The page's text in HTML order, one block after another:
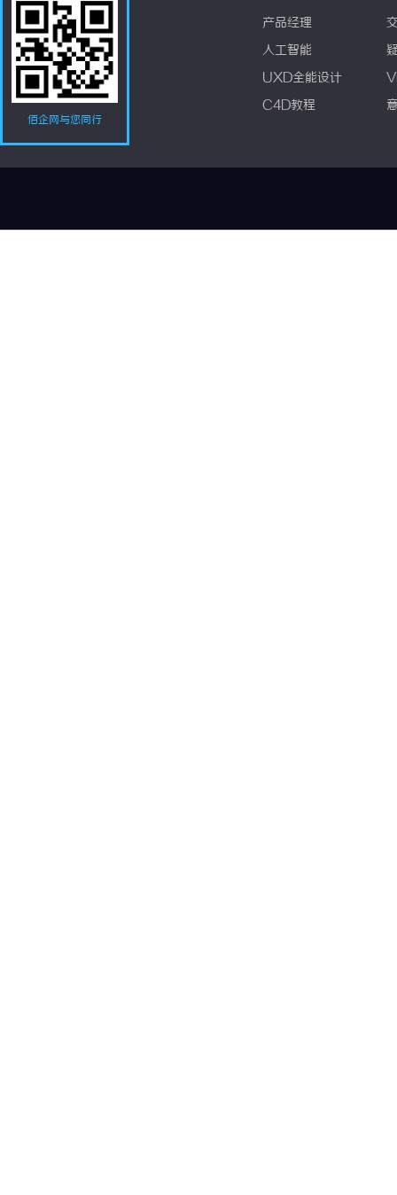
佰企网与您同行
产品经理
人工智能
UXD全能设计
C4D教程